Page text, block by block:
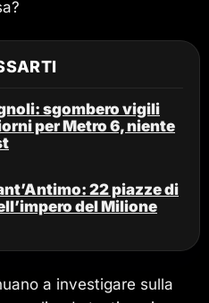
sgombero vigili
per Metro 6, niente
22 piazze di
del Milione
a investigare sulla